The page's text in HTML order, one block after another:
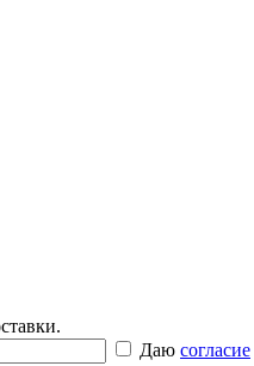
Даю согласие